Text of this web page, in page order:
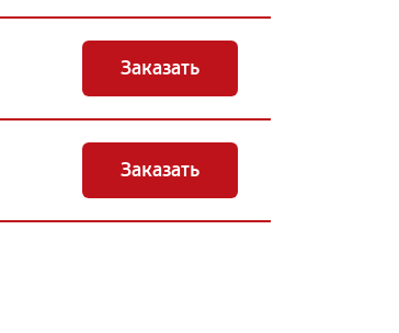
Заказать
Заказать